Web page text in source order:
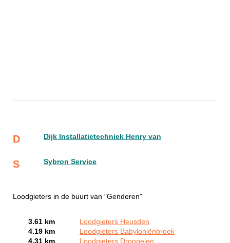
D Dijk Installatietechniek Henry van
S Sybron Service
Loodgieters in de buurt van "Genderen"
3.61 km
Loodgieters Heusden
4.19 km
Loodgieters Babyloniënbroek
4.31 km
Loodgieters Drongelen